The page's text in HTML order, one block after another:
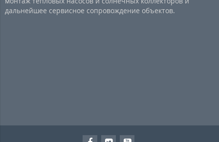
дальнейшее сервисное сопровождение объектов.